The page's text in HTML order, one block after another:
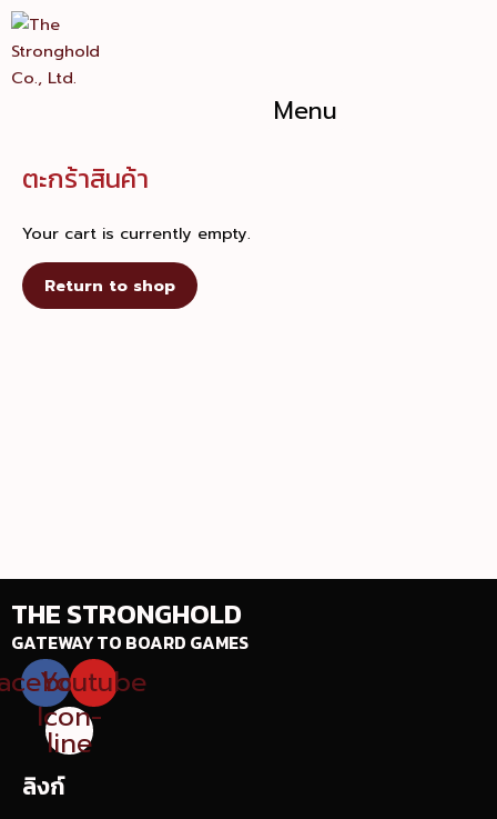
Skip
content
Menu
ตะกร้าสินค้า
Your cart is currently empty.
Return to shop
THE STRONGHOLD
GATEWAY TO BOARD GAMES
Youtube
Icon-
line
ลิงก์